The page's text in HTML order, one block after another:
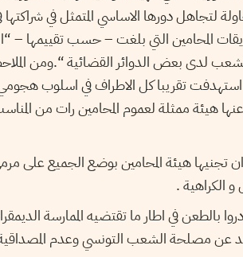
لتجاهل دورها الاساسي المتمثل في
المحامين التي بلغت – حسب تقييمها –
لدى بعض الدوائر القضائية “.ومن
استهدفت تقريبا كل الاطراف في اسلوب
هيئة ممثلة لعموم المحامين رات من
تجنيها هيئة المحامين بوضع الجميع على
الكراهية .
في اطار ما تقتضيه الممارسة
عن مصلحة الشعب التونسي وعدم